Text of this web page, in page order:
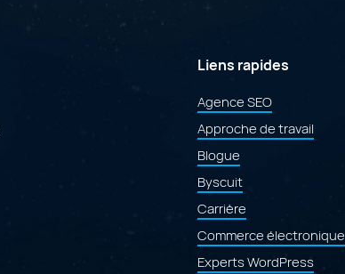
Liens rapides
Agence SEO
Approche de travail
Blogue
Byscuit
Carrière
Commerce électronique
Experts WordPress